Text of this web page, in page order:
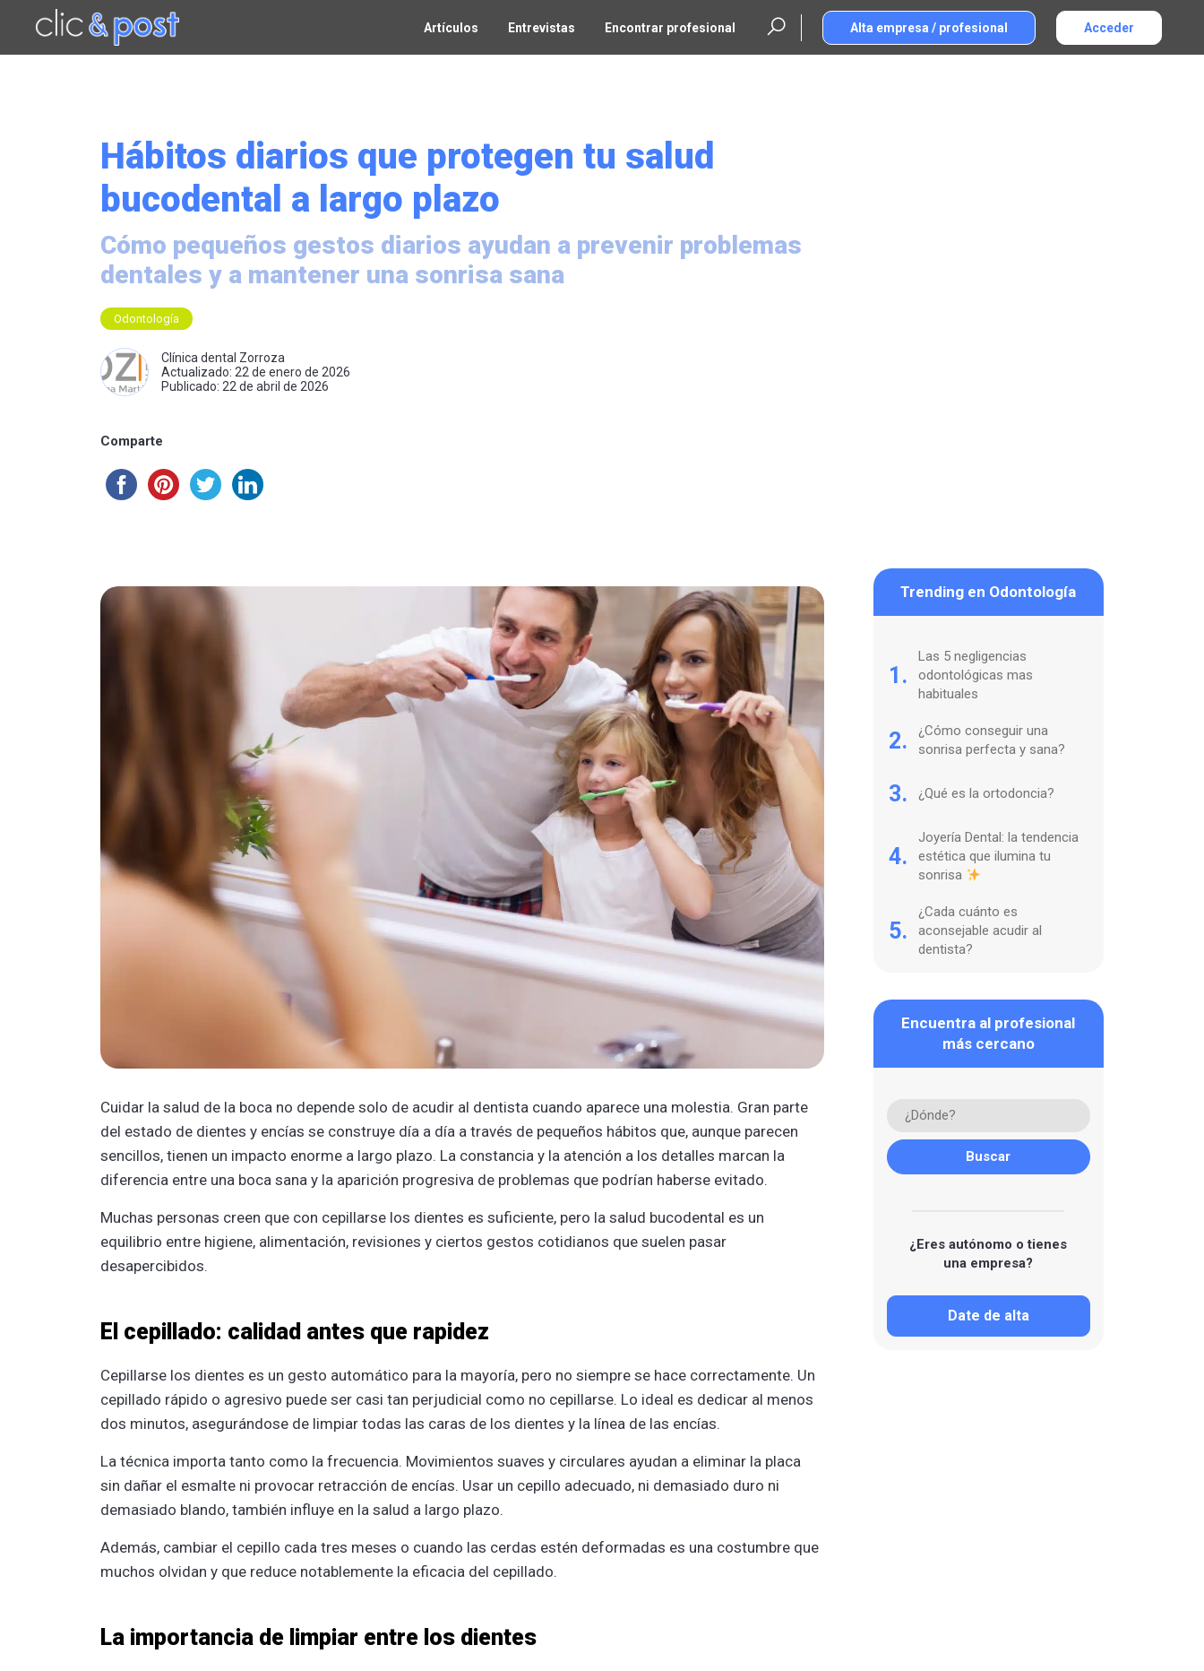
Artículos Entrevistas Encontrar profesional Alta empresa / profesional Acceder
Hábitos diarios que protegen tu salud
bucodental a largo plazo
Cómo pequeños gestos diarios ayudan a prevenir problemas
dentales y a mantener una sonrisa sana
Odontología
Clínica dental Zorroza
Actualizado: 22 de enero de 2026
Publicado: 22 de abril de 2026
Comparte
Cuidar la salud de la boca no depende solo de acudir al dentista cuando aparece una molestia. Gran parte
del estado de dientes y encías se construye día a día a través de pequeños hábitos que, aunque parecen
sencillos, tienen un impacto enorme a largo plazo. La constancia y la atención a los detalles marcan la
diferencia entre una boca sana y la aparición progresiva de problemas que podrían haberse evitado.
Muchas personas creen que con cepillarse los dientes es suficiente, pero la salud bucodental es un
equilibrio entre higiene, alimentación, revisiones y ciertos gestos cotidianos que suelen pasar
desapercibidos.
El cepillado: calidad antes que rapidez
Cepillarse los dientes es un gesto automático para la mayoría, pero no siempre se hace correctamente. Un
cepillado rápido o agresivo puede ser casi tan perjudicial como no cepillarse. Lo ideal es dedicar al menos
dos minutos, asegurándose de limpiar todas las caras de los dientes y la línea de las encías.
La técnica importa tanto como la frecuencia. Movimientos suaves y circulares ayudan a eliminar la placa
sin dañar el esmalte ni provocar retracción de encías. Usar un cepillo adecuado, ni demasiado duro ni
demasiado blando, también influye en la salud a largo plazo.
Además, cambiar el cepillo cada tres meses o cuando las cerdas estén deformadas es una costumbre que
muchos olvidan y que reduce notablemente la eficacia del cepillado.
La importancia de limpiar entre los dientes
Trending en Odontología
1.
Las 5 negligencias
odontológicas mas
habituales
2.
¿Cómo conseguir una
sonrisa perfecta y sana?
3. ¿Qué es la ortodoncia?
4.
Joyería Dental: la tendencia
estética que ilumina tu
sonrisa
5.
¿Cada cuánto es
aconsejable acudir al
dentista?
Encuentra al profesional
más cercano
¿Eres autónomo o tienes
una empresa?
Date de alta